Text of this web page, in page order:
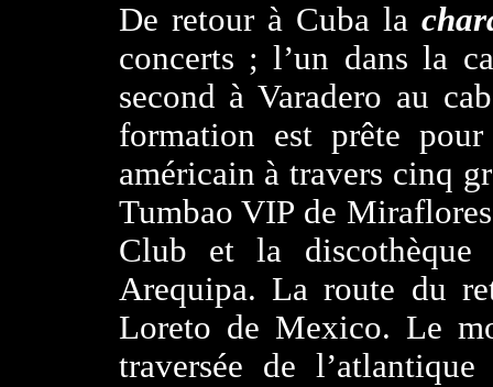
De retour à Cuba la
concerts ; l’un dans la
second à Varadero au
formation est prête
américain à travers cinq
Tumbao VIP de
Club et la discothèque
Arequipa. La route du
Loreto de Mexico. Le
traversée de